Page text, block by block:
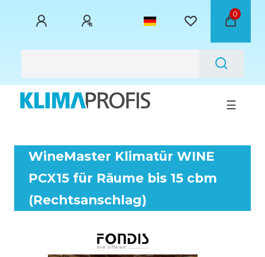
0
☰
WineMaster Klimatür WINE
PCX15 für Räume bis 15 cbm
(Rechtsanschlag)